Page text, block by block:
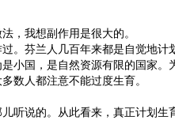
，我想副作用是很大的。
。芬兰人几百年来都是自觉地计
小国，是自然资源有限的国家。
数人都注意不能过度生育。
听说的。从此看来，真正计划生